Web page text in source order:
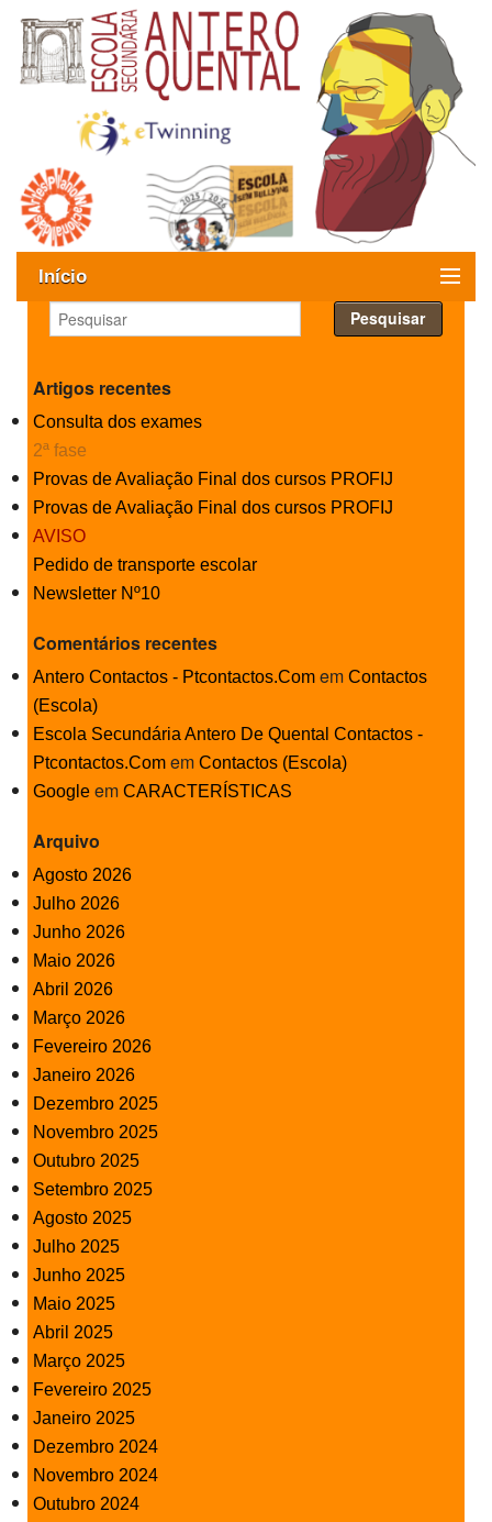
Início
Exames
SIGE
ESAQ sem Bullying
SASE
Clubes Escolares
@parlamentodosjovens_esaq
@esaq.erasmus
@clube_robotica.esaq
ESCOLA
ALUNOS
PROFESSORES
Artigos recentes
Consulta dos exames
2ª fase
Provas de Avaliação Final dos cursos PROFIJ
Provas de Avaliação Final dos cursos PROFIJ
AVISO
Pedido de transporte escolar
Newsletter Nº10
Comentários recentes
Antero Contactos - Ptcontactos.Com em Contactos
(Escola)
Escola Secundária Antero De Quental Contactos -
Ptcontactos.Com em Contactos (Escola)
Google em CARACTERÍSTICAS
Arquivo
Agosto 2026
Julho 2026
Junho 2026
Maio 2026
Abril 2026
Março 2026
Fevereiro 2026
Janeiro 2026
Dezembro 2025
Novembro 2025
Outubro 2025
Setembro 2025
Agosto 2025
Julho 2025
Junho 2025
Maio 2025
Abril 2025
Março 2025
Fevereiro 2025
Janeiro 2025
Dezembro 2024
Novembro 2024
Outubro 2024